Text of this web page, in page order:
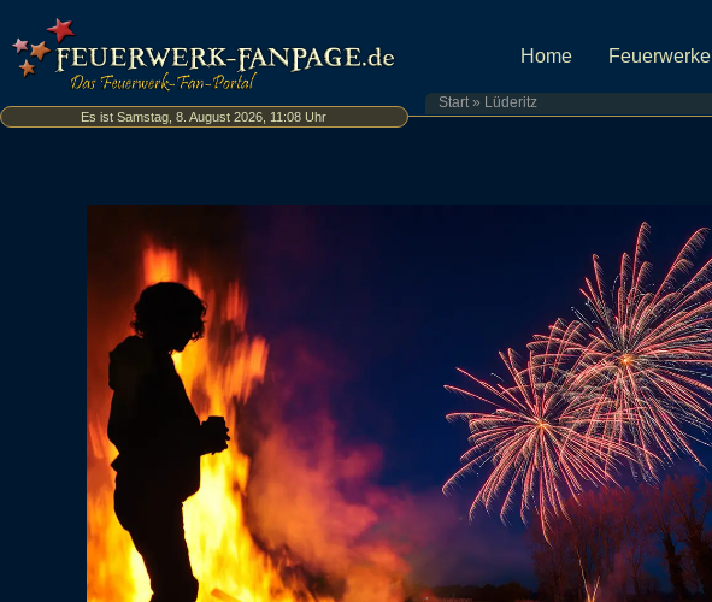
Es ist Samstag, 8. August 2026, 11:08 Uhr
Home Feuerwerke
Start» Lüderitz